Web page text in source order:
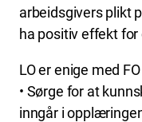
arbeidsgivers plikt
ha positiv effekt
LO er enige med
• Sørge for at
inngår i